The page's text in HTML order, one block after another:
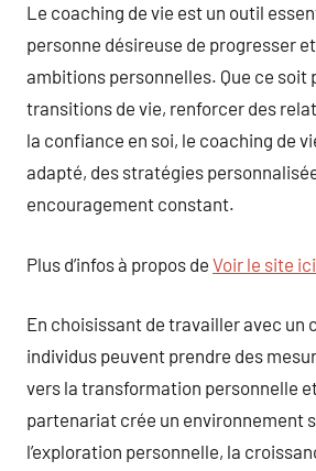
Le coaching de vie est un outil
personne désireuse de progresser
ambitions personnelles. Que ce soit
transitions de vie, renforcer des
la confiance en soi, le coaching de
adapté, des stratégies
encouragement constant.
Plus d’infos à propos de Voir le site ici
En choisissant de travailler avec un
individus peuvent prendre des
vers la transformation personnelle
partenariat crée un environnement
l’exploration personnelle, la